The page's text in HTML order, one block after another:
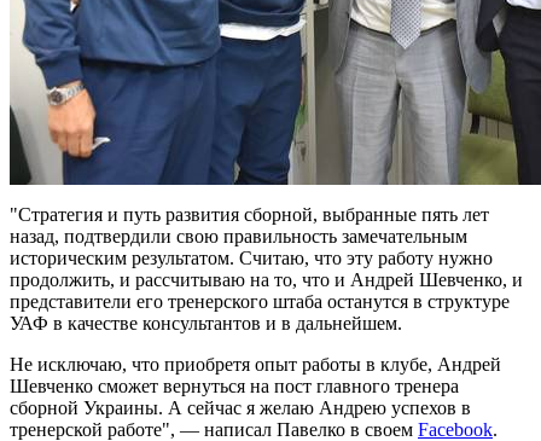
"Стратегия и путь развития сборной, выбранные пять лет
назад, подтвердили свою правильность замечательным
историческим результатом. Считаю, что эту работу нужно
продолжить, и рассчитываю на то, что и Андрей Шевченко, и
представители его тренерского штаба останутся в структуре
УАФ в качестве консультантов и в дальнейшем.
Не исключаю, что приобретя опыт работы в клубе, Андрей
Шевченко сможет вернуться на пост главного тренера
сборной Украины. А сейчас я желаю Андрею успехов в
тренерской работе", — написал Павелко в своем Facebook.